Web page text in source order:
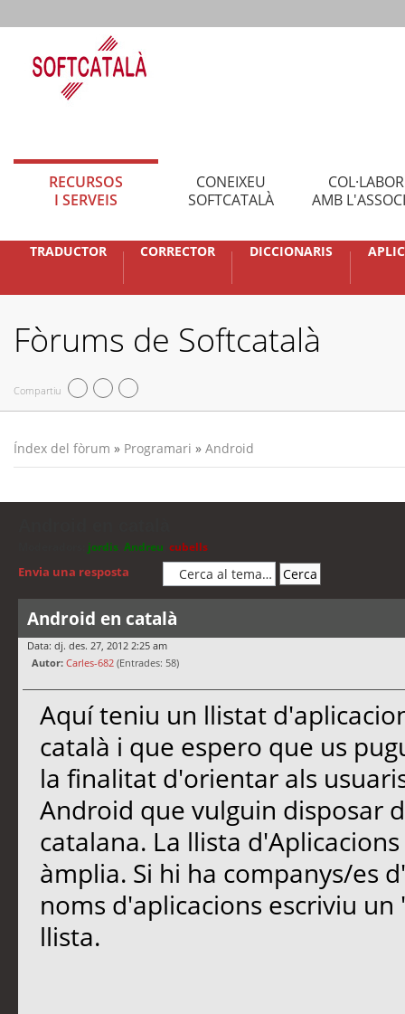
RECURSOS
I SERVEIS
CONEIXEU
SOFTCATALÀ
AMB
TRADUCTOR CORRECTOR DICCIONARIS
Fòrums de Softcatalà
Compartiu
Índex del fòrum » Programari » Android
jordis Andreu cubells
Envia una resposta
Android en català
Data: dj. des. 27, 2012 2:25 am
Autor: Carles-682 (Entrades: 58)
Aquí teniu un llistat
català i que espero que us
la finalitat d'orientar als
Android que vulguin disposar
catalana. La llista
àmplia. Si hi ha companys/es
noms d'aplicacions escriviu
llista.